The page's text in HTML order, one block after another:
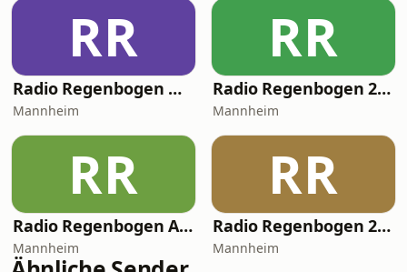
RR
Radio Regenbogen Nur die Musik
Mannheim
RR
Radio Regenbogen 2000er
Mannheim
RR
Radio Regenbogen Adler Mannheim
Mannheim
RR
Radio Regenbogen 2010er
Mannheim